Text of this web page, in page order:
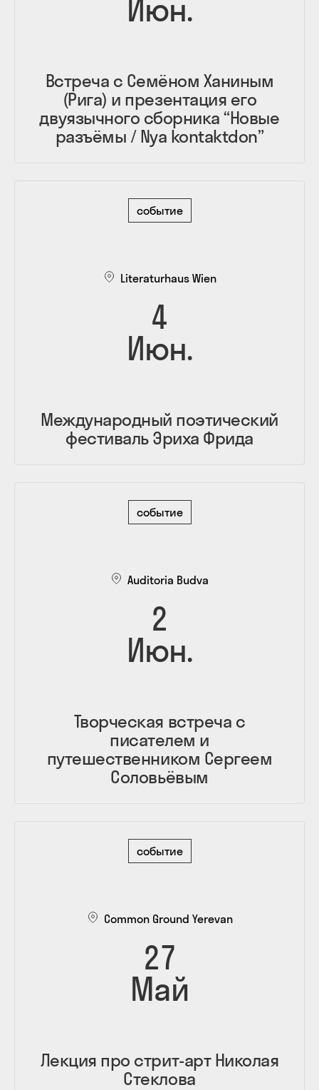
Июн.
Встреча с Семёном Ханиным
(Рига) и презентация его
двуязычного сборника “Новые
разъёмы / Nya kontaktdon”
событие
Literaturhaus Wien
4
Июн.
Международный поэтический
фестиваль Эриха Фрида
событие
Auditoria Budva
2
Июн.
Творческая встреча с
писателем и
путешественником Сергеем
Соловьёвым
событие
Common Ground Yerevan
27
Май
Лекция про стрит-арт Николая
Стеклова